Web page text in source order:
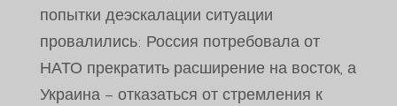
попытки деэскалации ситуации
провалились: Россия потребовала от
НАТО прекратить расширение на восток, а
Украина – отказаться от стремления к